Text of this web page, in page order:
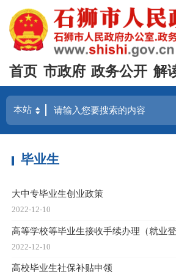
首页 市政府 政务公开 解
毕业生
大中专毕业生创业政策
2022-12-10
高等学校等毕业生接收手续办理（就业登
2022-12-10
高校毕业生社保补贴申领